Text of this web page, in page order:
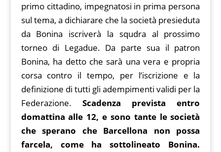
primo cittadino, impegnatosi in prima persona
sul tema, a dichiarare che la società presieduta
da Bonina iscriverà la squdra al prossimo
torneo di Legadue. Da parte sua il patron
Bonina, ha detto che sarà una vera e propria
corsa contro il tempo, per l’iscrizione e la
definizione di tutti gli adempimenti validi per la
Federazione. Scadenza prevista entro
domattina alle 12, e sono tante le società
che sperano che Barcellona non possa
farcela, come ha sottolineato Bonina.